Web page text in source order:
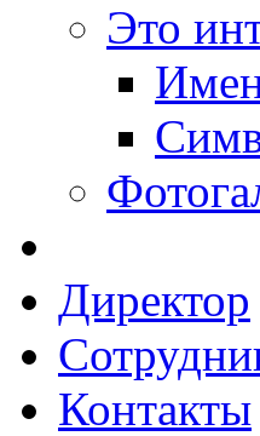
Это
Директор
Контакты